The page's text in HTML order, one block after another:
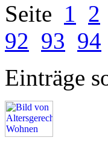
Seite 1 2
92 93 94
Einträge